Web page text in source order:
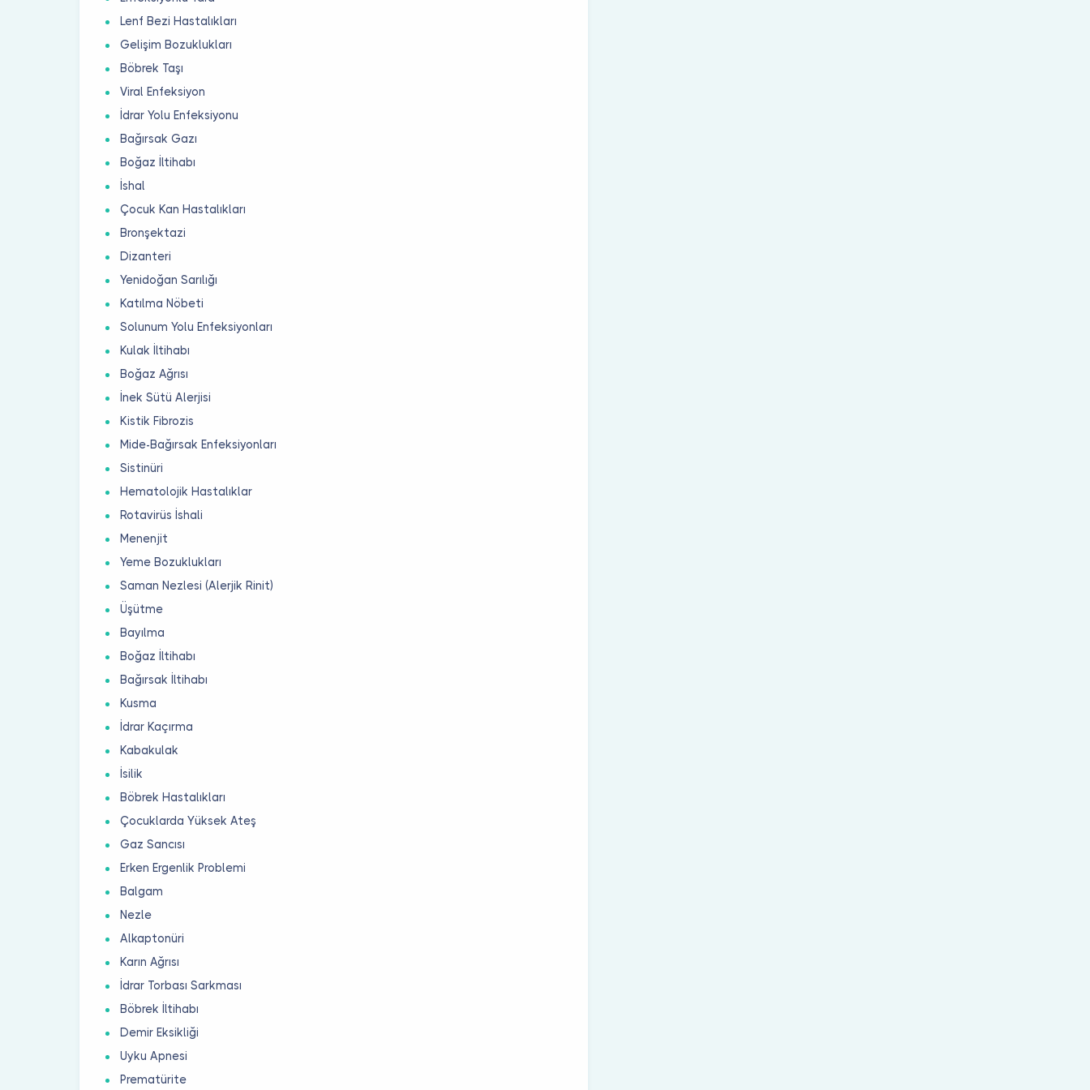
Lenf Bezi Hastalıkları
Gelişim Bozuklukları
Böbrek Taşı
Viral Enfeksiyon
İdrar Yolu Enfeksiyonu
Bağırsak Gazı
Boğaz İltihabı
İshal
Çocuk Kan Hastalıkları
Bronşektazi
Dizanteri
Yenidoğan Sarılığı
Katılma Nöbeti
Solunum Yolu Enfeksiyonları
Kulak İltihabı
Boğaz Ağrısı
İnek Sütü Alerjisi
Kistik Fibrozis
Mide-Bağırsak Enfeksiyonları
Sistinüri
Hematolojik Hastalıklar
Rotavirüs İshali
Menenjit
Yeme Bozuklukları
Saman Nezlesi (Alerjik Rinit)
Üşütme
Bayılma
Boğaz İltihabı
Bağırsak İltihabı
Kusma
İdrar Kaçırma
Kabakulak
İsilik
Böbrek Hastalıkları
Çocuklarda Yüksek Ateş
Gaz Sancısı
Erken Ergenlik Problemi
Balgam
Nezle
Alkaptonüri
Karın Ağrısı
İdrar Torbası Sarkması
Böbrek İltihabı
Demir Eksikliği
Uyku Apnesi
Prematürite